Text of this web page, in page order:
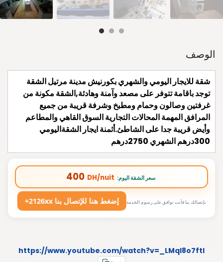
الوصف
شقة للايجار اليومي والشهري بكورنيش مدينة مرتيل الشقة
توجد باقامة تتوفر على مصعد وآمنة وهادئة,الشقة مكونة من
غرفتين وصالون وحمام ومطبخ وشرفة قريبة من جميع
المرافق المهمة المحالات التجارية السوق القاهي والمطاعم
وأيض قريبة جدا على الشاطئ.أثمنة ايجار الشقةاليومي
300درهم الشهري 2750درهم
400 DH/nuit :سعر الشقة اليوم
+2126xx إضغط هنا للإتصال بنا بإتصالك بنا فأنت توافق على رسوم الخدمة
https://www.youtube.com/watch?v=_LMql8o7ftI